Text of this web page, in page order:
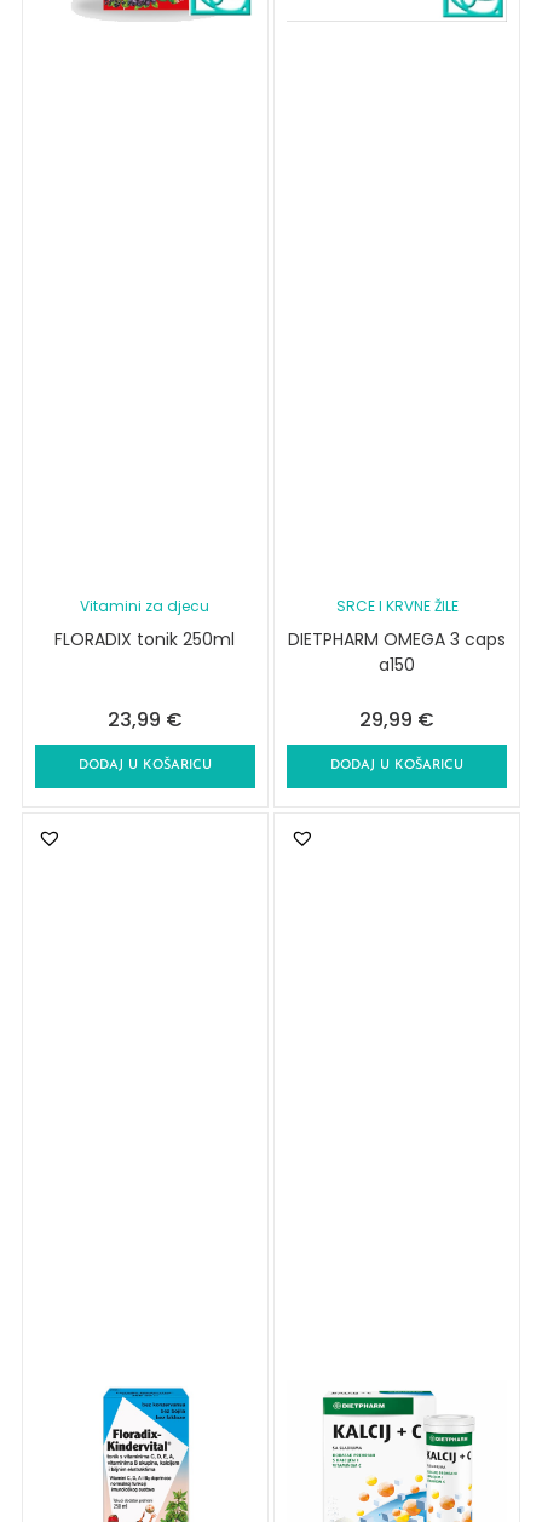
Vitamini za djecu
FLORADIX tonik 250ml
23,99 €
DODAJ U KOŠARICU
SRCE I KRVNE ŽILE
DIETPHARM OMEGA 3 caps
a150
29,99 €
DODAJ U KOŠARICU